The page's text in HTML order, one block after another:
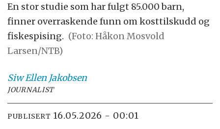
En stor studie som har fulgt 85.000 barn,
finner overraskende funn om kosttilskudd og
fiskespising. (Foto: Håkon Mosvold
Larsen/NTB)
Siw Ellen Jakobsen
JOURNALIST
PUBLISERT 16.05.2026 - 00:01